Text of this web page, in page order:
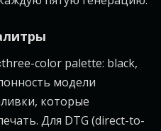
color palette: black,
модели
которые
Для DTG (direct-to-